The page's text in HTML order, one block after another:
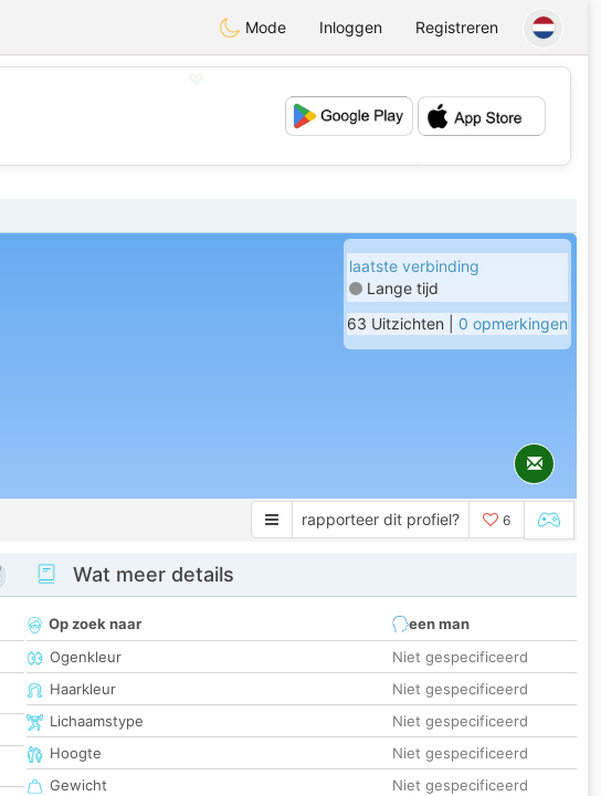
Mode Inloggen Registreren
💕
laatste verbinding
Lange tijd
63 Uitzichten | 0 opmerkingen
rapporteer dit profiel? 6
Wat meer details
Op zoek naar
een man
Ogenkleur
Niet gespecificeerd
Haarkleur
Niet gespecificeerd
Lichaamstype
Niet gespecificeerd
Hoogte
Niet gespecificeerd
Gewicht
Niet gespecificeerd